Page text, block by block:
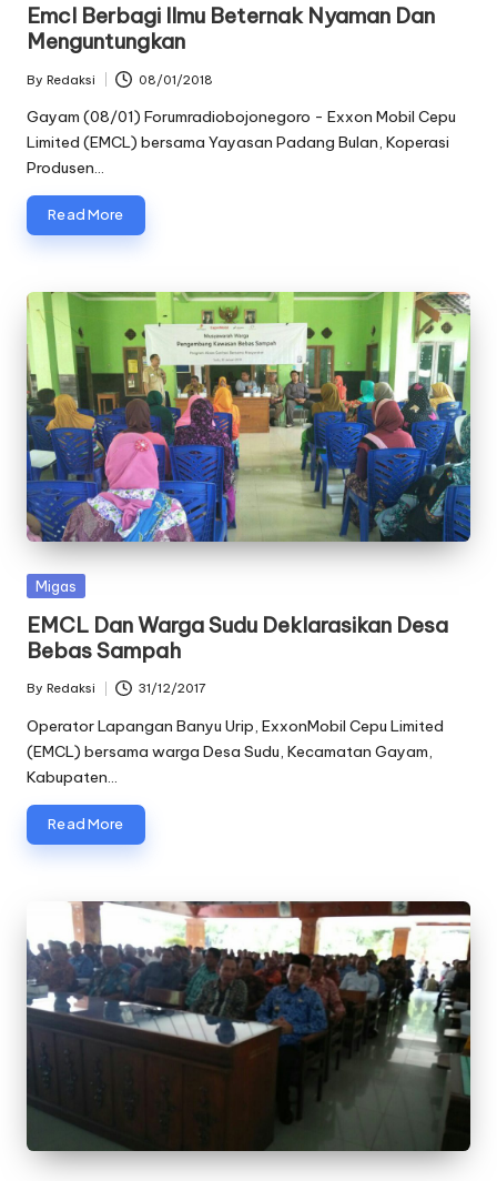
Emcl Berbagi Ilmu Beternak Nyaman Dan
Menguntungkan
Posted
by
By Redaksi 08/01/2018
Gayam (08/01) Forumradiobojonegoro - Exxon Mobil Cepu
Limited (EMCL) bersama Yayasan Padang Bulan, Koperasi
Produsen…
Read More
Posted
Migas
EMCL Dan Warga Sudu Deklarasikan Desa
Bebas Sampah
Posted
by
By Redaksi 31/12/2017
Operator Lapangan Banyu Urip, ExxonMobil Cepu Limited
(EMCL) bersama warga Desa Sudu, Kecamatan Gayam,
Kabupaten…
Read More